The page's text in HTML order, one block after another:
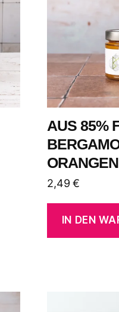
AUS 85%
ORANGEN
2,49 €
IN DEN